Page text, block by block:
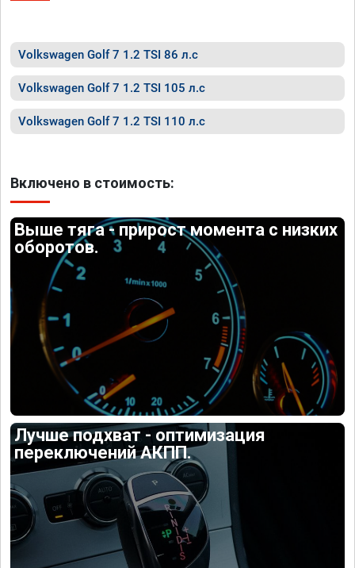
Volkswagen Golf 7 1.2 TSI 86 л.с
Volkswagen Golf 7 1.2 TSI 105 л.с
Volkswagen Golf 7 1.2 TSI 110 л.с
Включено в стоимость:
Выше тяга - прирост момента с низких
оборотов.
Лучше подхват - оптимизация
переключений АКПП.